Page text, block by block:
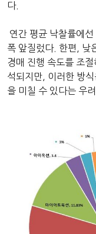
다.
연간 평균 낙찰률에
폭 앞질렀다. 한편, 낮
경매 진행 속도를 조
석되지만, 이러한 방
을 미칠 수 있다는 우